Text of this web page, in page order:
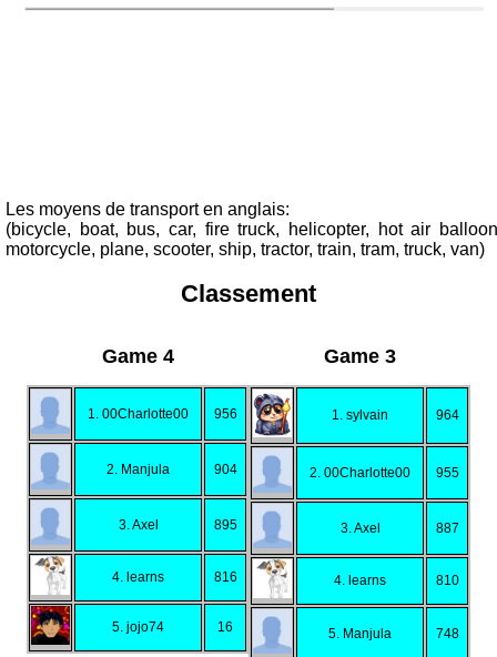
Les moyens de transport en anglais:
(bicycle, boat, bus, car, fire truck, helicopter, hot air
motorcycle, plane, scooter, ship, tractor, train, tram, truck, van)
Classement
Game 4
1. 00Charlotte00 956
2. Manjula 904
3. Axel 895
4. learns 816
5. jojo74 16
Game 3
1. sylvain 964
2. 00Charlotte00 955
3. Axel 887
4. learns 810
5. Manjula 748